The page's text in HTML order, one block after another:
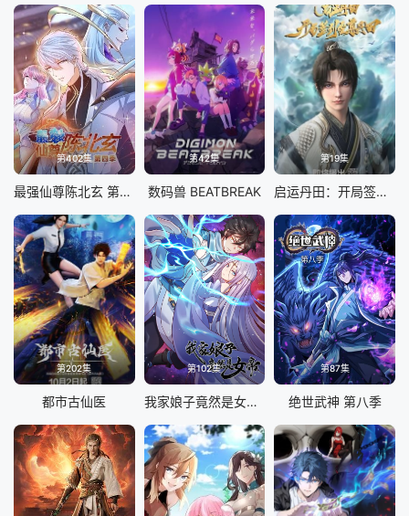
第402集
最强仙尊陈北玄 第四季·动态漫
第42集
数码兽 BEATBREAK
第19集
启运丹田：开局签到至尊丹田
第202集
都市古仙医
第102集
我家娘子竟然是女帝 动态漫画
第87集
绝世武神 第八季